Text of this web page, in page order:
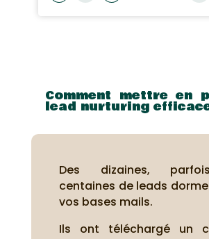
Comment mettre en
lead nurturing
Des dizaines,
centaines de leads
vos bases mails.
Ils ont téléchargé un